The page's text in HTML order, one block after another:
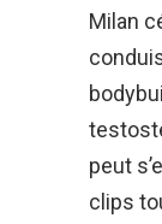
Milan
peut
clips